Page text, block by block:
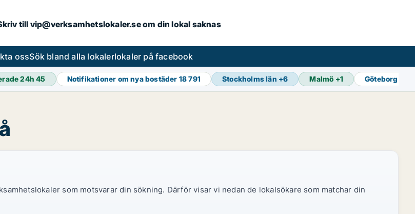
till vip@verksamhetslokaler.se om din lokal saknas
ossSök bland alla lokalerlokaler på facebook
24h45 Notifikationer om nya bostäder 18 791 Stockholms län +6 Malmö +1 Göteborg
som motsvarar din sökning. Därför visar vi nedan de lokalsökare som matchar din